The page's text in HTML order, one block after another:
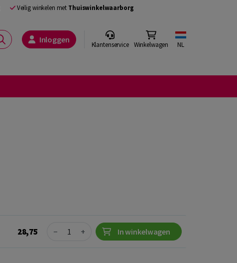
Veilig winkelen met Thuiswinkelwaarborg
Inloggen Klantenservice Winkelwagen NL
28,75 Quantity
− + In winkelwagen